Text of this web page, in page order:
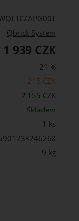
Qbrick System
1 939 CZK
21 %
215 CZK
2 155 CZK
Skladem
1 ks
9 kg